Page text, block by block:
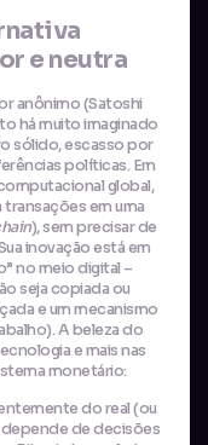
e neutra
anônimo (Satoshi
há muito imaginado
sólido, escasso por
políticas. Em
global,
em uma
), sem precisar de
inovação está em
no meio digital –
seja copiada ou
e um mecanismo
A beleza do
e mais nas
monetário:
do real (ou
depende de decisões